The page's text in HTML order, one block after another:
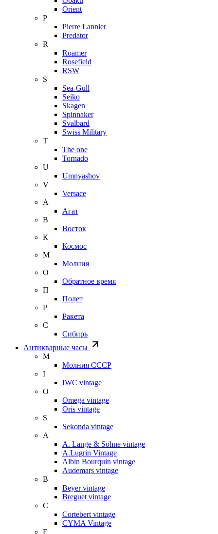
Orient
P
Pierre Lannier
Predator
R
Roamer
Rosefield
RSW
S
Sea-Gull
Seiko
Skagen
Spinnaker
Svalbard
Swiss Military
T
The one
Tornado
U
Umnyashov
V
Versace
А
Агат
В
Восток
К
Космос
М
Молния
О
Обратное время
П
Полет
Р
Ракета
С
Сибирь
Антикварные часы
М
Молния СССР
I
IWC vintage
O
Omega vintage
Oris vintage
S
Sekonda vintage
A
A. Lange & Söhne vintage
A.Lugrin Vintage
Albin Bourquin vintage
Audemars vintage
B
Beyer vintage
Breguet vintage
C
Cortebert vintage
CYMA Vintage
E